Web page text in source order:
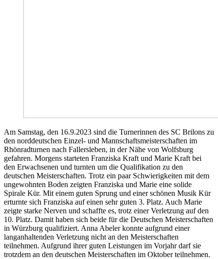
Am Samstag, den 16.9.2023 sind die Turnerinnen des SC Brilons zu
den norddeutschen Einzel- und Mannschaftsmeisterschaften im
Rhönradturnen nach Fallersleben, in der Nähe von Wolfsburg
gefahren. Morgens starteten Franziska Kraft und Marie Kraft bei
den Erwachsenen und turnten um die Qualifikation zu den
deutschen Meisterschaften. Trotz ein paar Schwierigkeiten mit dem
ungewohnten Boden zeigten Franziska und Marie eine solide
Spirale Kür. Mit einem guten Sprung und einer schönen Musik Kür
erturnte sich Franziska auf einen sehr guten 3. Platz. Auch Marie
zeigte starke Nerven und schaffte es, trotz einer Verletzung auf den
10. Platz. Damit haben sich beide für die Deutschen Meisterschaften
in Würzburg qualifiziert. Anna Abeler konnte aufgrund einer
langanhaltenden Verletzung nicht an den Meisterschaften
teilnehmen. Aufgrund ihrer guten Leistungen im Vorjahr darf sie
trotzdem an den deutschen Meisterschaften im Oktober teilnehmen.